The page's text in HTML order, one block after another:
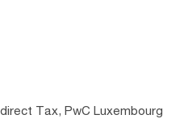
Tax, PwC Luxembourg